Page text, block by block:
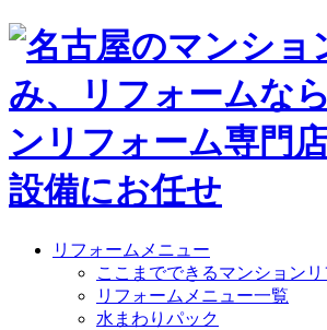
リフォームメニュー
ここまでできるマンションリ
リフォームメニュー一覧
水まわりパック